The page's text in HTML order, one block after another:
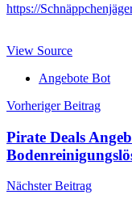
https://
View Source
Angebote Bot
Vorheriger Beitrag
Pirate Deals
Nächster Beitrag